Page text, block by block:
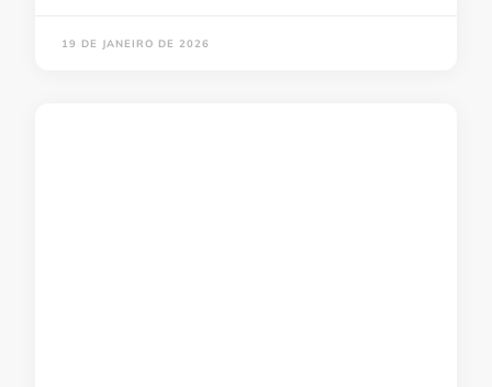
19 DE JANEIRO DE 2026